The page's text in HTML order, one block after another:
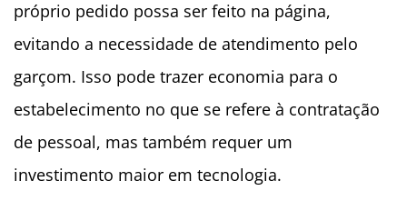
próprio pedido possa ser feito na página,
evitando a necessidade de atendimento pelo
garçom. Isso pode trazer economia para o
estabelecimento no que se refere à contratação
de pessoal, mas também requer um
investimento maior em tecnologia.